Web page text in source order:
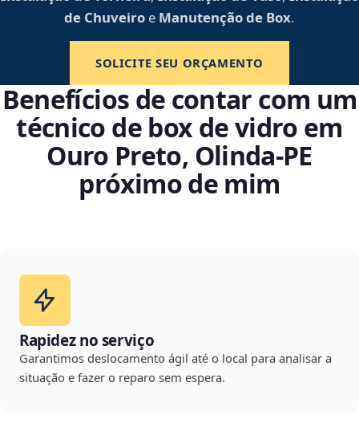
de Chuveiro e Manutenção de Box.
SOLICITE SEU ORÇAMENTO
Benefícios de contar com um
técnico de box de vidro em
Ouro Preto, Olinda‑PE
próximo de mim
Rapidez no serviço
Garantimos deslocamento ágil até o local para analisar a
situação e fazer o reparo sem espera.